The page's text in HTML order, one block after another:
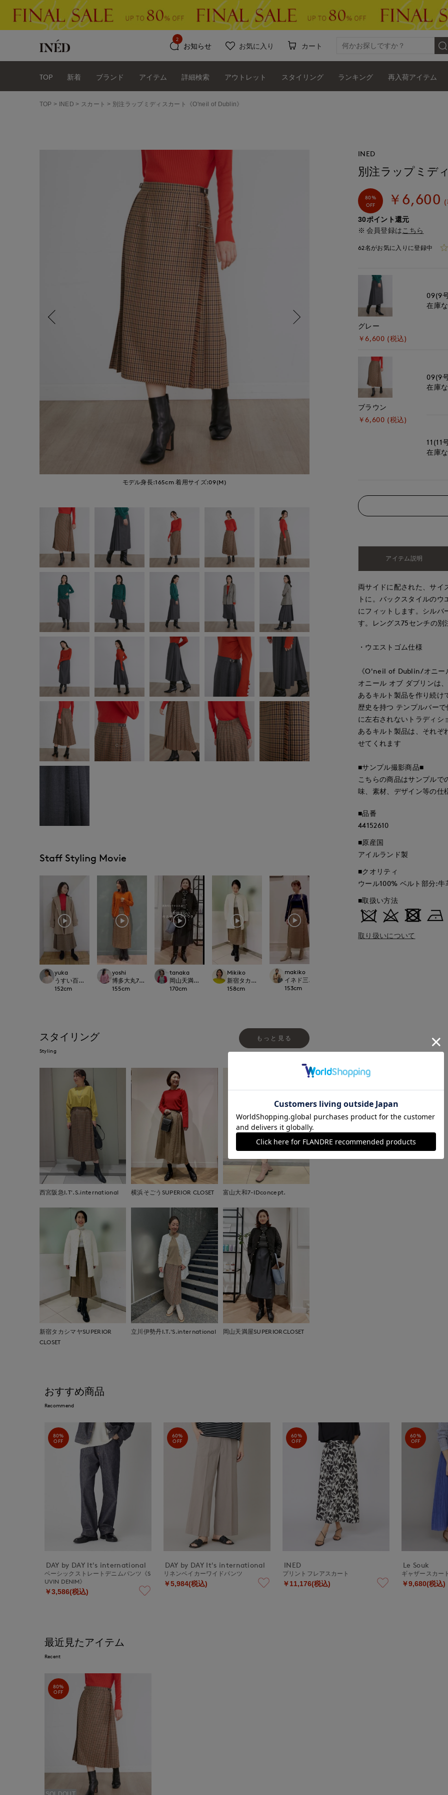
お知らせ
2
お気に入り カート
TOP 新着 ブランド アイテム 詳細検索 アウトレット スタイリング ランキング 再入荷アイテム
TOP INED スカート 別注ラップミディスカート《O'neil of Dublin》
モデル身長:165cm 着用サイズ:09(M)
Staff Styling Movie
yuka
うすい百貨店SUPERIOR CLOSET
152cm
yoshi
博多大丸7-IDconcept.
155cm
tanaka
岡山天満屋SUPERIORCLOSET
170cm
Mikiko
新宿タカシマヤSUPERIOR CLOSET
158cm
makiko
イネド三井アウトレットパーク多摩南大沢店
153cm
スタイリング
Styling
もっと見る
西宮阪急I.T'.S.international 横浜そごうSUPERIOR CLOSET 富山大和7-IDconcept.
新宿タカシマヤSUPERIOR
CLOSET
立川伊勢丹I.T.'S.international 岡山天満屋SUPERIORCLOSET
INED
別注ラップミデ
80%
OFF
￥6,600
30ポイント還元
会員登録は こちら
62名がお気に入りに登録中
グレー
￥6,600 (税込)
09(9
在庫
ブラウン
￥6,600 (税込)
09(9
在庫
11(11
在庫
アイテム説明
両サイドに配された、サイ
トに。バックスタイルの
にフィットします。シルバ
す。レングス75センチの別
・ウエストゴム仕様
《O'neil of Dublin/オニー
オニール オブ ダブリンは
あるキルト製品を作り続け
歴史を持つ テンプルバー
に左右されないトラディシ
あるキルト製品は、それぞ
せてくれます
■サンプル撮影商品■
こちらの商品はサンプル
味、素材、デザイン等の仕
■品番
44152610
■原産国
アイルランド製
■クオリティ
ウール100% ベルト部分:牛
■取扱い方法
取り扱いについて
おすすめ商品
Recommend
80%
OFF
DAY by DAY It's international
ベーシックストレートデニムパンツ《S
UVIN DENIM》
￥3,586(税込)
60%
OFF
DAY by DAY It's international
リネンベイカーワイドパンツ
￥5,984(税込)
60%
OFF
INED
プリントフレアスカート
￥11,176(税込)
60%
OFF
Le Souk
ギャザースカート
￥9,680(税込)
最近見たアイテム
Recent
80%
OFF